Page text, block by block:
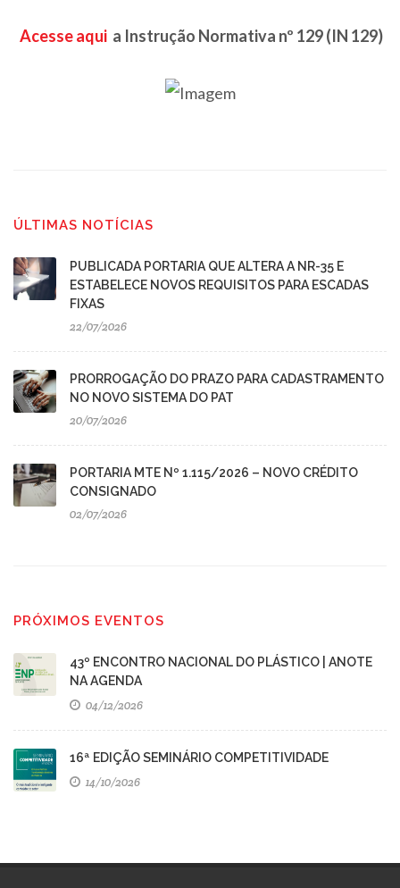
Acesse aqui a Instrução Normativa nº 129 (IN 129)
ÚLTIMAS NOTÍCIAS
PUBLICADA PORTARIA QUE ALTERA A NR-35 E
ESTABELECE NOVOS REQUISITOS PARA ESCADAS
FIXAS
22/07/2026
PRORROGAÇÃO DO PRAZO PARA CADASTRAMENTO
NO NOVO SISTEMA DO PAT
20/07/2026
PORTARIA MTE Nº 1.115/2026 – NOVO CRÉDITO
CONSIGNADO
02/07/2026
PRÓXIMOS EVENTOS
43º ENCONTRO NACIONAL DO PLÁSTICO | ANOTE
NA AGENDA
04/12/2026
16ª EDIÇÃO SEMINÁRIO COMPETITIVIDADE
14/10/2026